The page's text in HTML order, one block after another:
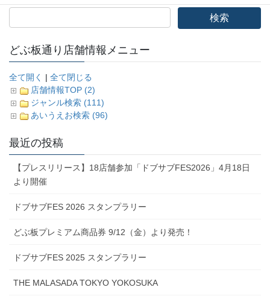
どぶ板通り店舗情報メニュー
全て開く | 全て閉じる
店舗情報TOP (2)
ジャンル検索 (111)
あいうえお検索 (96)
最近の投稿
【プレスリリース】18店舗参加「ドブサブFES2026」4月18日
より開催
ドブサブFES 2026 スタンプラリー
どぶ板プレミアム商品券 9/12（金）より発売！
ドブサブFES 2025 スタンプラリー
THE MALASADA TOKYO YOKOSUKA